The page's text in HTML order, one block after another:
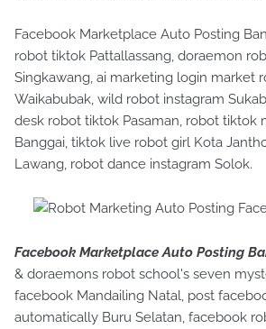
Facebook Marketplace Auto Posting
robot tiktok Pattallassang, doraemon
Singkawang, ai marketing login market
Waikabubak, wild robot instagram
desk robot tiktok Pasaman, robot tiktok
Banggai, tiktok live robot girl Kota
Lawang, robot dance instagram Solok.
Facebook Marketplace Auto Posting
& doraemons robot school's seven
facebook Mandailing Natal, post
automatically Buru Selatan, facebook